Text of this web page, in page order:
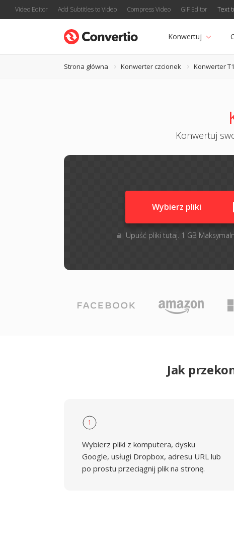
Video Editor Add Subtitles to Video Compress Video GIF Editor Text
Konwertuj
Strona główna Konwerter czcionek Konwerter
Konwertuj
Wybierz pliki
Upuść pliki tutaj. 1 GB
Jak
1
Wybierz pliki z komputera, dysku
Google, usługi Dropbox, adresu URL lub
po prostu przeciągnij plik na stronę.